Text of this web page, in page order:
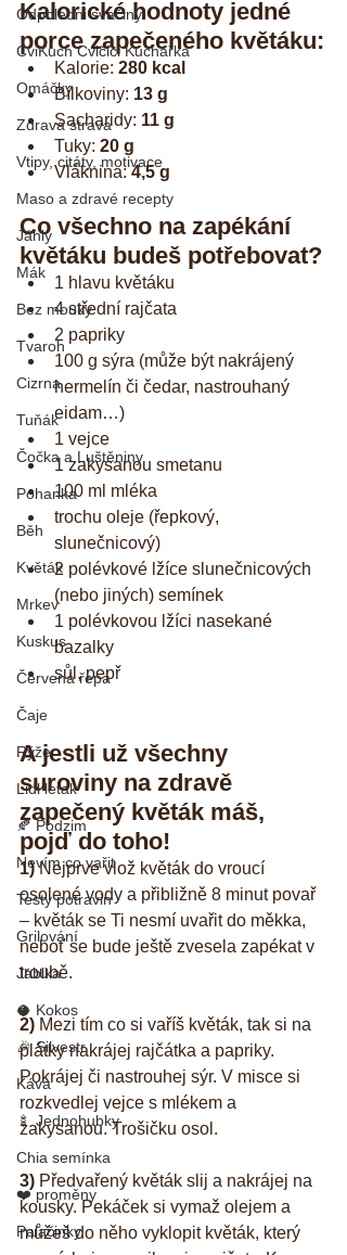
Odpoledni svačiny
CviKuch Cvičici Kuchařka
Omáčky
Zdravá strava
Vtipy, citáty, motivace
Maso a zdravé recepty
Jáhly
Mák
Bez mouky
Tvaroh
Cizrna
Tuňák
Čočka a Luštěniny
Pohanka
Běh
Květák
Mrkev
Kuskus
Červená řepa
Čaje
Rýže
Lidl letak
🍂 Podzim
Nevím co vařit
Testy potravin
Grilování
Jablka
🥥 Kokos
🎉 Silvestr
Káva
🍢 Jednohubky
Chia semínka
❤️ proměny
Palačinky
Kalorické hodnoty jedné
porce zapečeného květáku:
Kalorie: 280 kcal
Bílkoviny: 13 g
Sacharidy: 11 g
Tuky: 20 g
Vláknina: 4,5 g
Co všechno na zapékání
květáku budeš potřebovat?
1 hlavu květáku
4 střední rajčata
2 papriky
100 g sýra (může být nakrájený
hermelín či čedar, nastrouhaný
eidam…)
1 vejce
1 zakysanou smetanu
100 ml mléka
trochu oleje (řepkový,
slunečnicový)
2 polévkové lžíce slunečnicových
(nebo jiných) semínek
1 polévkovou lžíci nasekané
bazalky
sůl, pepř
A jestli už všechny
suroviny na zdravě
zapečený květák máš,
pojď do toho!
1) Nejprve vlož květák do vroucí
osolené vody a přibližně 8 minut povař
– květák se Ti nesmí uvařit do měkka,
neboť se bude ještě zvesela zapékat v
troubě.
2) Mezi tím co si vaříš květák, tak si na
plátky nakrájej rajčátka a papriky.
Pokrájej či nastrouhej sýr. V misce si
rozkvedlej vejce s mlékem a
zakysanou. Trošičku osol.
3) Předvařený květák slij a nakrájej na
kousky. Pekáček si vymaž olejem a
můžeš do něho vyklopit květák, který